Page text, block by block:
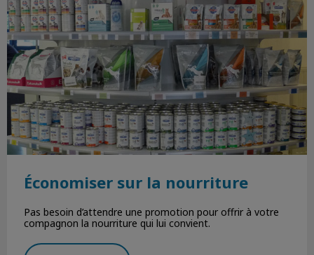
Économiser sur la nourriture
Pas besoin d’attendre une promotion pour offrir à votre
compagnon la nourriture qui lui convient.